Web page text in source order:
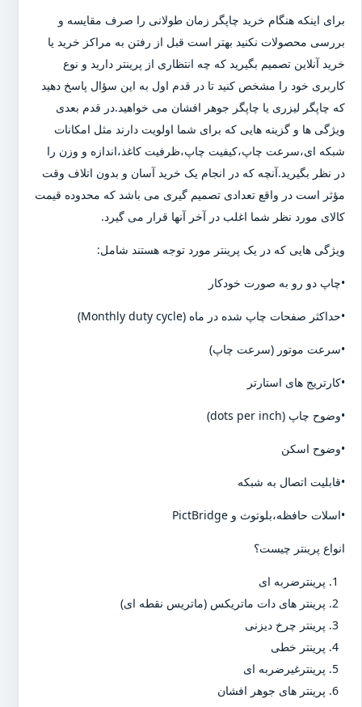
برای اینکه هنگام خرید چاپگر زمان طولانی را صرف مقایسه و
بررسی محصولات نکنید بهتر است قبل از رفتن به مراکز خرید یا
خرید آنلاین تصمیم بگیرید که چه انتظاری از پرینتر دارید و نوع
کاربری خود را مشخص کنید تا در قدم اول به این سؤال پاسخ دهید
که چاپگر لیزری یا چاپگر جوهر افشان می خواهید.در قدم بعدی
ویژگی ها و گزینه هایی که برای شما اولویت دارند مثل امکانات
شبکه ای،سرعت چاپ،کیفیت چاپ،ظرفیت کاغذ،اندازه و وزن را
در نظر بگیرید.آنچه که در انجام یک خرید آسان و بدون اتلاف وقت
مؤثر است در واقع تعدادی تصمیم گیری می باشد که محدوده قیمت
کالای مورد نظر شما اغلب در آخر آنها قرار می گیرد.
ویژگی هایی که در یک پرینتر مورد توجه هستند شامل:
•چاپ دو رو به صورت خودکار
•حداکثر صفحات چاپ شده در ماه (Monthly duty cycle)
•سرعت موتور (سرعت چاپ)
•کارتریج های استارتر
•وضوح چاپ (dots per inch)
•وضوح اسکن
•قابلیت اتصال به شبکه
•اسلات حافظه،بلوتوث و PictBridge
انواع پرینتر چیست؟
پرینترضربه ای
پرینتر های دات ماتریکس (ماتریس نقطه ای)
پرینتر چرخ دیزنی
پرینتر خطی
پرینترغیرضربه ای
پرینتر های جوهر افشان